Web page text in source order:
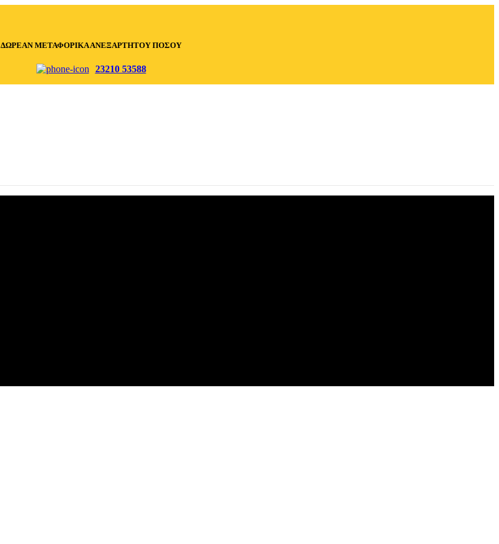
ΔΩΡΕΑΝ ΜΕΤΑΦΟΡΙΚΑ ΑΝΕΞΑΡΤΗΤΟΥ ΠΟΣΟΥ
23210 53588